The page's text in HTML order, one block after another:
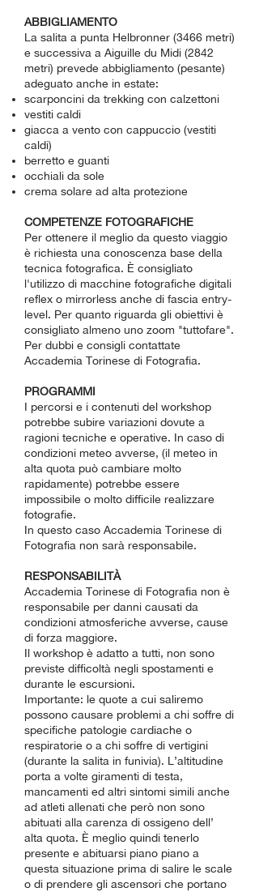
ABBIGLIAMENTO
La salita a punta Helbronner (3466 metri)
e successiva a Aiguille du Midi (2842
metri) prevede abbigliamento (pesante)
adeguato anche in estate:
scarponcini da trekking con calzettoni
vestiti caldi
giacca a vento con cappuccio (vestiti
caldi)
berretto e guanti
occhiali da sole
crema solare ad alta protezione
COMPETENZE FOTOGRAFICHE
Per ottenere il meglio da questo viaggio
è richiesta una conoscenza base della
tecnica fotografica. È consigliato
l'utilizzo di macchine fotografiche digitali
reflex o mirrorless anche di fascia entry-
level. Per quanto riguarda gli obiettivi è
consigliato almeno uno zoom "tuttofare".
Per dubbi e consigli contattate
Accademia Torinese di Fotografia.
PROGRAMMI
I percorsi e i contenuti del workshop
potrebbe subire variazioni dovute a
ragioni tecniche e operative. In caso di
condizioni meteo avverse, (il meteo in
alta quota può cambiare molto
rapidamente) potrebbe essere
impossibile o molto difficile realizzare
fotografie.
In questo caso Accademia Torinese di
Fotografia non sarà responsabile.
RESPONSABILITÀ
Accademia Torinese di Fotografia non è
responsabile per danni causati da
condizioni atmosferiche avverse, cause
di forza maggiore.
Il workshop è adatto a tutti, non sono
previste difficoltà negli spostamenti e
durante le escursioni.
Importante: le quote a cui saliremo
possono causare problemi a chi soffre di
specifiche patologie cardiache o
respiratorie o a chi soffre di vertigini
(durante la salita in funivia). L’altitudine
porta a volte giramenti di testa,
mancamenti ed altri sintomi simili anche
ad atleti allenati che però non sono
abituati alla carenza di ossigeno dell’
alta quota. È meglio quindi tenerlo
presente e abituarsi piano piano a
questa situazione prima di salire le scale
o di prendere gli ascensori che portano